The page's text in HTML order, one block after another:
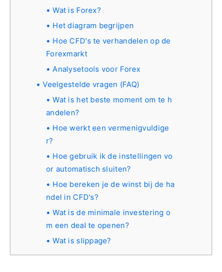
Wat is Forex?
Het diagram begrijpen
Hoe CFD's te verhandelen op de
Forexmarkt
Analysetools voor Forex
Veelgestelde vragen (FAQ)
Wat is het beste moment om te h
andelen?
Hoe werkt een vermenigvuldige
r?
Hoe gebruik ik de instellingen vo
or automatisch sluiten?
Hoe bereken je de winst bij de ha
ndel in CFD's?
Wat is de minimale investering o
m een ​​deal te openen?
Wat is slippage?